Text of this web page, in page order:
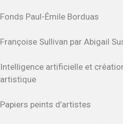
Fonds Paul-Émile Borduas
Françoise Sullivan par Abigail
Intelligence artificielle et
artistique
Papiers peints d’artistes